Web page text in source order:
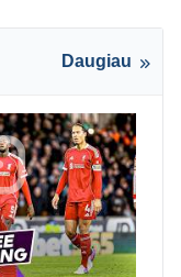
Daugiau